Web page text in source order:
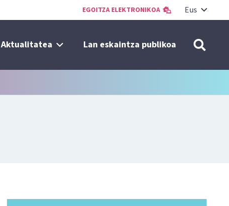
EGOITZA ELEKTRONIKOA Eus
Aktualitatea Lan eskaintza publikoa